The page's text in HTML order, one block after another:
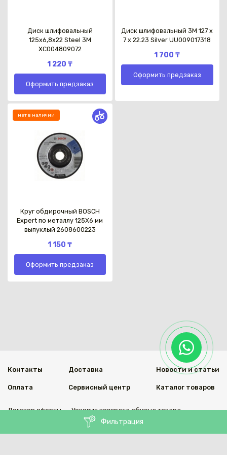
Фильтрация
Диск шлифовальный
125х6,8х22 Steel 3М
XC004809072
1 220 ₸
Оформить предзаказ
Диск шлифовальный 3M 127 x
7 x 22.23 Silver UU009017318
1 700 ₸
Оформить предзаказ
нет в наличии
Круг обдирочный BOSCH
Expert по металлу 125X6 мм
выпуклый 2608600223
1 150 ₸
Оформить предзаказ
Контакты
Оплата
Доставка
Сервисный центр
Новости и статьи
Каталог товаров
Договор оферты Условия возврата обмена товара